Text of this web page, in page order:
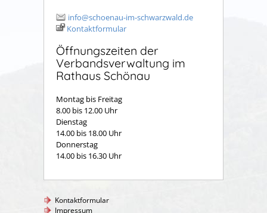
info@schoenau-im-schwarzwald.de
Kontaktformular
Öffnungszeiten der
Verbandsverwaltung im
Rathaus Schönau
Montag bis Freitag
8.00 bis 12.00 Uhr
Dienstag
14.00 bis 18.00 Uhr
Donnerstag
14.00 bis 16.30 Uhr
Kontaktformular
Impressum